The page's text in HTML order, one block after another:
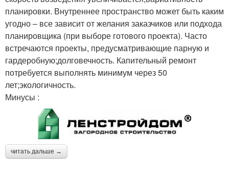
планировки. Внутреннее пространство может быть каким
угодно – все зависит от желания заказчиков или подхода
планировщика (при выборе готового проекта). Часто
встречаются проекты, предусматривающие парную и
гардеробную;долговечность. Капительный ремонт
потребуется выполнять минимум через 50
лет;экологичность.
Минусы :
читать дальше →